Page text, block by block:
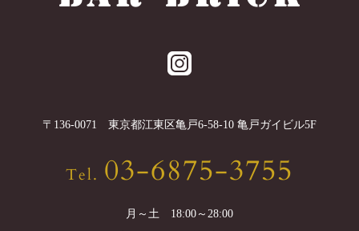
〒 136-0071 東京都江東区亀戸6-58-10 亀戸ガイビル5F
Tel. 03-6875-3755
月～土 18:00～28:00